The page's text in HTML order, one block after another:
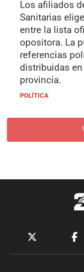
Los afiliados
Sanitarias
entre la lista
opositora. La
referencias
distribuidas
provincia.
POLÍTICA